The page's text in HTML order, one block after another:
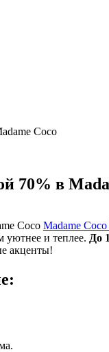
Coco
70% в
Madame Coco
уютнее и теплее. До
акценты!